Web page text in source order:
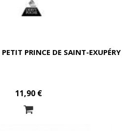
PRINCE DE SAINT-EXUPÉRY
11,90 €